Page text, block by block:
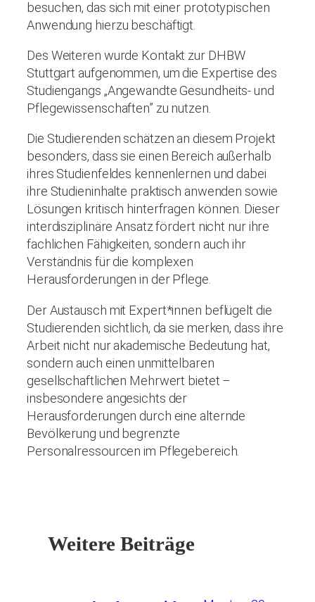
besuchen, das sich mit einer prototypischen
Anwendung hierzu beschäftigt.
Des Weiteren wurde Kontakt zur DHBW
Stuttgart aufgenommen, um die Expertise des
Studiengangs „Angewandte Gesundheits- und
Pflegewissenschaften” zu nutzen.
Die Studierenden schätzen an diesem Projekt
besonders, dass sie einen Bereich außerhalb
ihres Studienfeldes kennenlernen und dabei
ihre Studieninhalte praktisch anwenden sowie
Lösungen kritisch hinterfragen können. Dieser
interdisziplinäre Ansatz fördert nicht nur ihre
fachlichen Fähigkeiten, sondern auch ihr
Verständnis für die komplexen
Herausforderungen in der Pflege.
Der Austausch mit Expert*innen beflügelt die
Studierenden sichtlich, da sie merken, dass ihre
Arbeit nicht nur akademische Bedeutung hat,
sondern auch einen unmittelbaren
gesellschaftlichen Mehrwert bietet –
insbesondere angesichts der
Herausforderungen durch eine alternde
Bevölkerung und begrenzte
Personalressourcen im Pflegebereich.
Weitere Beiträge